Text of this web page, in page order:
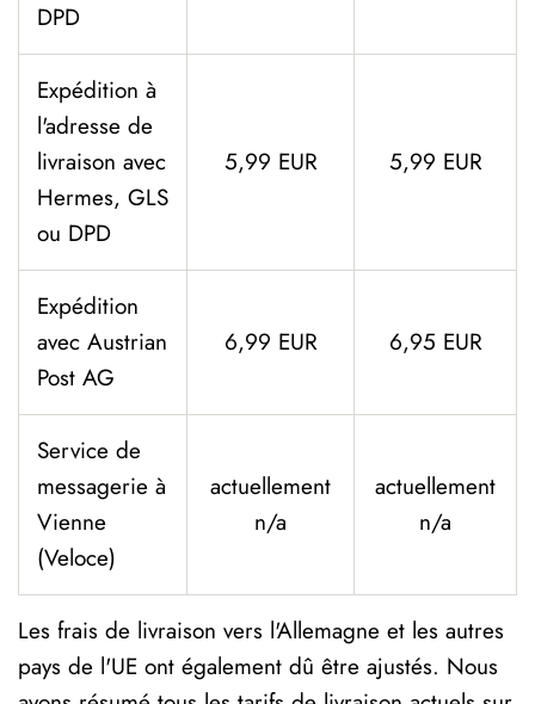
DPD
Expédition à
l'adresse de
livraison avec
Hermes, GLS
ou DPD
5,99 EUR 5,99 EUR
Expédition
avec Austrian
Post AG
6,99 EUR 6,95 EUR
Service de
messagerie à
Vienne
(Veloce)
actuellement
n/a
actuellement
n/a
Les frais de livraison vers l'Allemagne et les autres
pays de l'UE ont également dû être ajustés. Nous